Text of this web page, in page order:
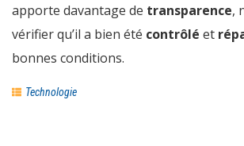
apporte davantage de transparence,
vérifier qu’il a bien été contrôlé et
bonnes conditions.
Technologie